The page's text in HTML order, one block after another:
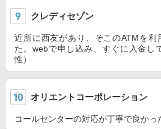
クレディセゾン
近所に西友があり、そこのATMを利
た。webで申し込み、すぐに入金し
性）
オリエントコーポレーション
コールセンターの対応が丁寧で良かっ